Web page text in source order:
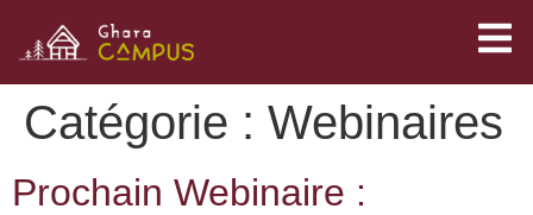
Catégorie : Webinaires
Prochain Webinaire :